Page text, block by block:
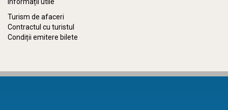
Turism de afaceri
Contractul cu turistul
Condiții emitere bilete